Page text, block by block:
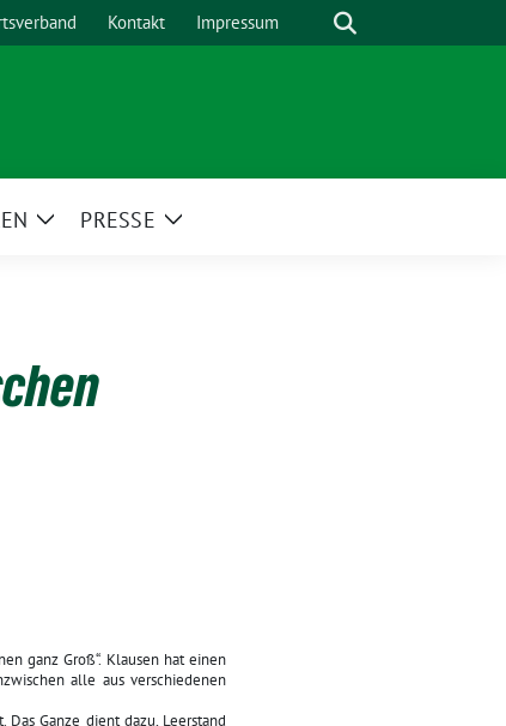
Kontakt Impressum Suche
ZeigePRESSE
Zeige
ganz Groß“. Klausen hat einen
alle aus verschiedenen
Ganze dient dazu, Leerstand